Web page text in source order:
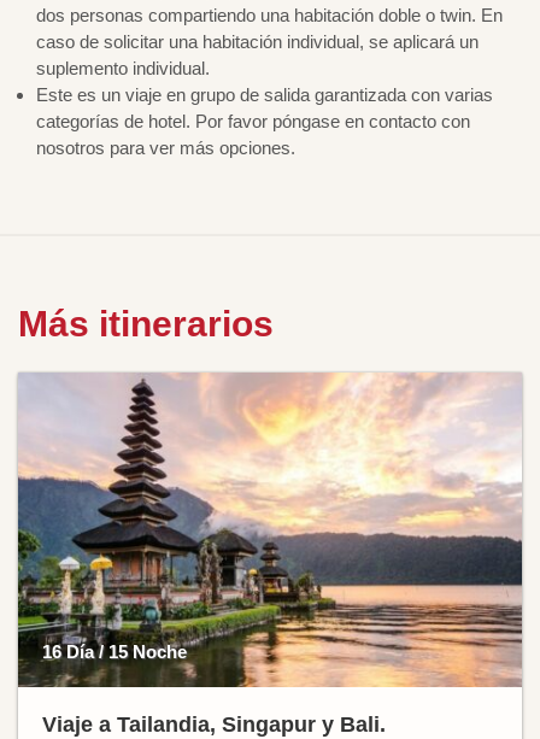
dos personas compartiendo una habitación doble o twin. En
caso de solicitar una habitación individual, se aplicará un
suplemento individual.
Este es un viaje en grupo de salida garantizada con varias
categorías de hotel. Por favor póngase en contacto con
nosotros para ver más opciones.
Más itinerarios
16 Día / 15 Noche
Viaje a Tailandia, Singapur y Bali.